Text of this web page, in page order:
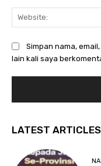
Simpan nama,
lain kali saya
LATEST ARTICLES